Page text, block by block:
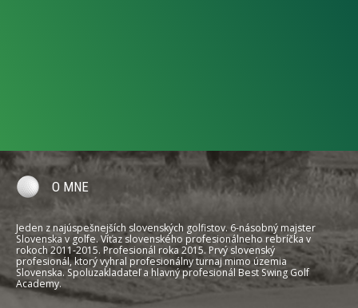
O MNE
Jeden z najúspešnejších slovenských golfistov. 6-násobný majster
Slovenska v golfe. Víťaz slovenského profesionálneho rebríčka v
rokoch 2011-2015. Profesionál roka 2015. Prvý slovenský
profesionál, ktorý vyhral profesionálny turnaj mimo územia
Slovenska. Spoluzakladateľ a hlavný profesionál Best Swing Golf
Academy.